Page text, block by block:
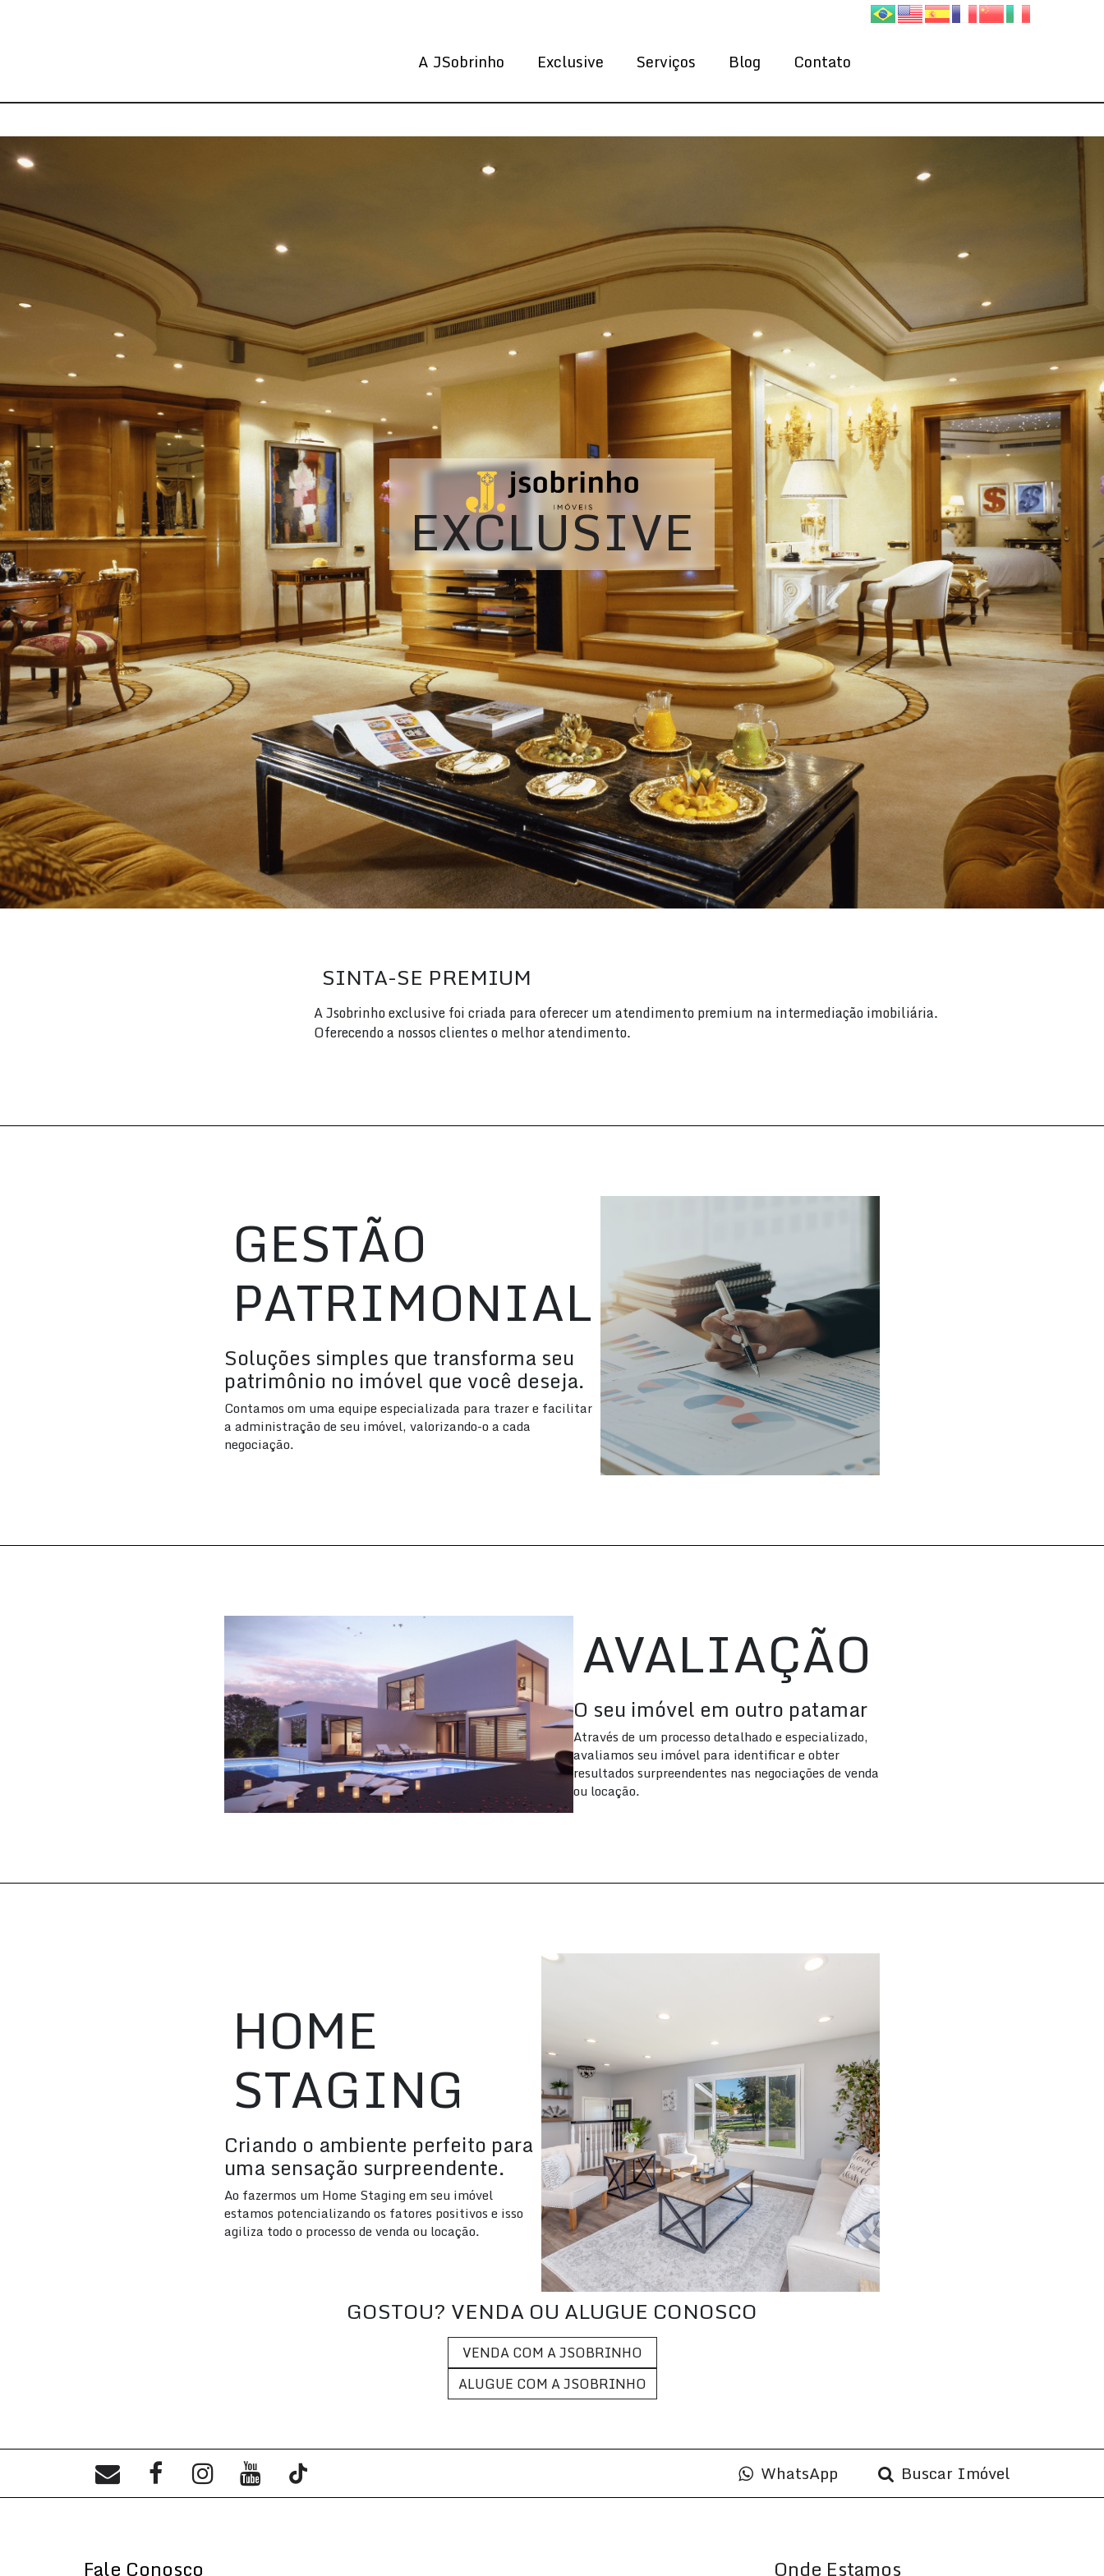
Contato
Blog
Serviços
Exclusive
A JSobrinho
EXCLUSIVE
SINTA-SE PREMIUM
A Jsobrinho exclusive foi criada para oferecer um atendimento premium na intermediação imobiliária.
Oferecendo a nossos clientes o melhor atendimento.
GESTÃO
PATRIMONIAL
Soluções simples que transforma seu
patrimônio no imóvel que você deseja.
Contamos om uma equipe especializada para trazer e facilitar
a administração de seu imóvel, valorizando-o a cada
negociação.
AVALIAÇÃO
O seu imóvel em outro patamar
Através de um processo detalhado e especializado,
avaliamos seu imóvel para identificar e obter
resultados surpreendentes nas negociações de venda
ou locação.
HOME
STAGING
Criando o ambiente perfeito para
uma sensação surpreendente.
Ao fazermos um Home Staging em seu imóvel
estamos potencializando os fatores positivos e isso
agiliza todo o processo de venda ou locação.
GOSTOU? VENDA OU ALUGUE CONOSCO
VENDA COM A JSOBRINHO
ALUGUE COM A JSOBRINHO
WhatsApp Buscar Imóvel
Fale Conosco Onde Estamos